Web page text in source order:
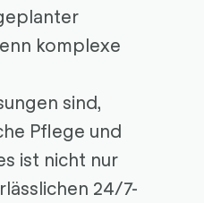
komplexe
sind,
Pflege und
ist nicht nur
24/7-